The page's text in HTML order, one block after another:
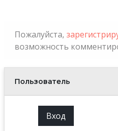
Пожалуйста,
возможность
Пользователь
Вход